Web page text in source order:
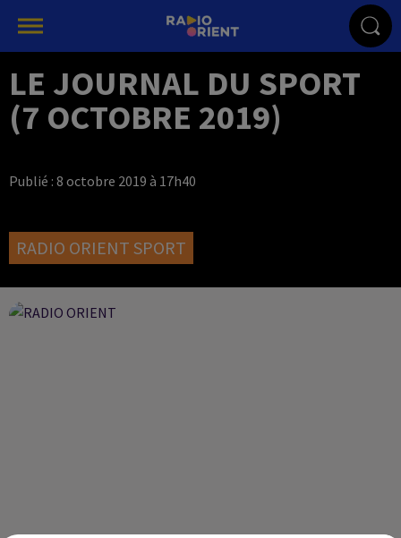
LE JOURNAL DU SPORT
(7 OCTOBRE 2019)
Publié : 8 octobre 2019 à 17h40
RADIO ORIENT SPORT